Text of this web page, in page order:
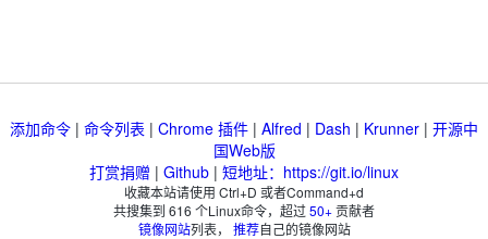
添加命令 | 命令列表 | Chrome 插件 | Alfred | Dash | Krunner | 开源中
国Web版
打赏捐赠 | Github | 短地址：https://git.io/linux
收藏本站请使用 Ctrl+D 或者Command+d
共搜集到 616 个Linux命令，超过50+贡献者
镜像网站列表， 推荐自己的镜像网站